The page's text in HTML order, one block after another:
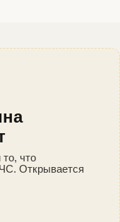
что
Открывается